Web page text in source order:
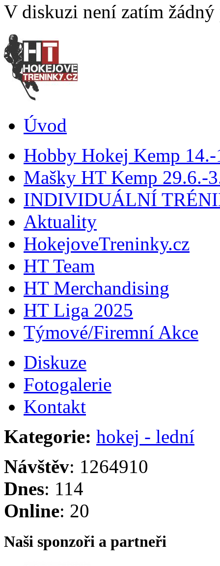
V diskuzi není zatím žádný
Úvod
Hobby Hokej Kemp
Mašky HT Kemp 29.6.-
INDIVIDUÁLNÍ
Aktuality
HokejoveTreninky.cz
HT Team
HT Merchandising
HT Liga 2025
Týmové/Firemní Akce
Diskuze
Fotogalerie
Kontakt
Kategorie: hokej - lední
Návštěv: 1264910
Dnes: 114
Online: 20
Naši sponzoři a partneři